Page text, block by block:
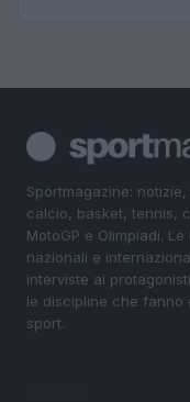
Sportmagazine:
calcio, basket, tennis,
MotoGP e Olimpiadi.
nazionali e
interviste ai
le discipline che fanno
sport.